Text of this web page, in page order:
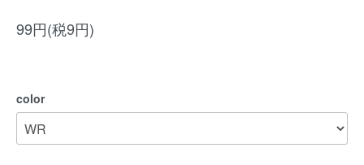
99円(税9円)
color